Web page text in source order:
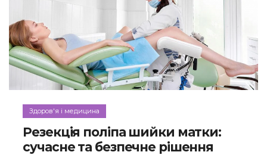
Здоров'я і медицина
Резекція поліпа шийки матки:
сучасне та безпечне рішення